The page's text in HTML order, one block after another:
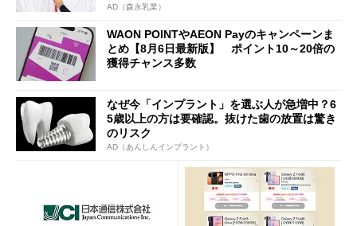
AD（森永乳業）
WAON POINTやAEON Payのキャンペーンま
とめ【8月6日最新版】 ポイント10～20倍の
獲得チャンス多数
なぜ今「インプラント」を選ぶ人が急増中？6
5歳以上の方は要確認。抜けた歯の放置は驚き
のリスク
AD（あんしんインプラント）